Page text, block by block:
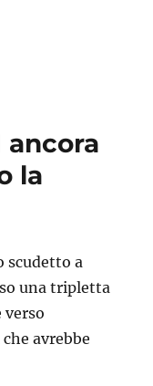
ancora
la
scudetto a
una tripletta
verso
avrebbe